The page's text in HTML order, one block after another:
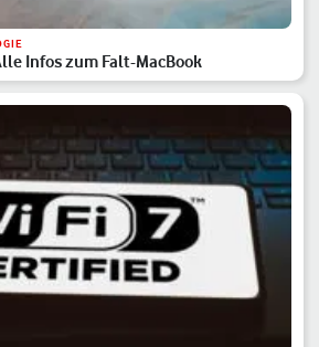
Infos zum Falt-MacBook